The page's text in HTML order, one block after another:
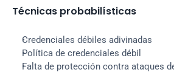
Técnicas probabilísticas
Credenciales débiles adivinadas
Política de credenciales débil
Falta de protección contra ataques